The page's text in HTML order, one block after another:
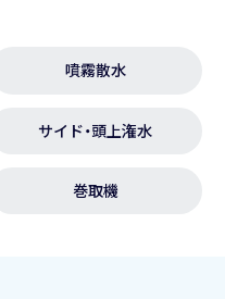
噴霧散水
サイド・頭上潅水
巻取機